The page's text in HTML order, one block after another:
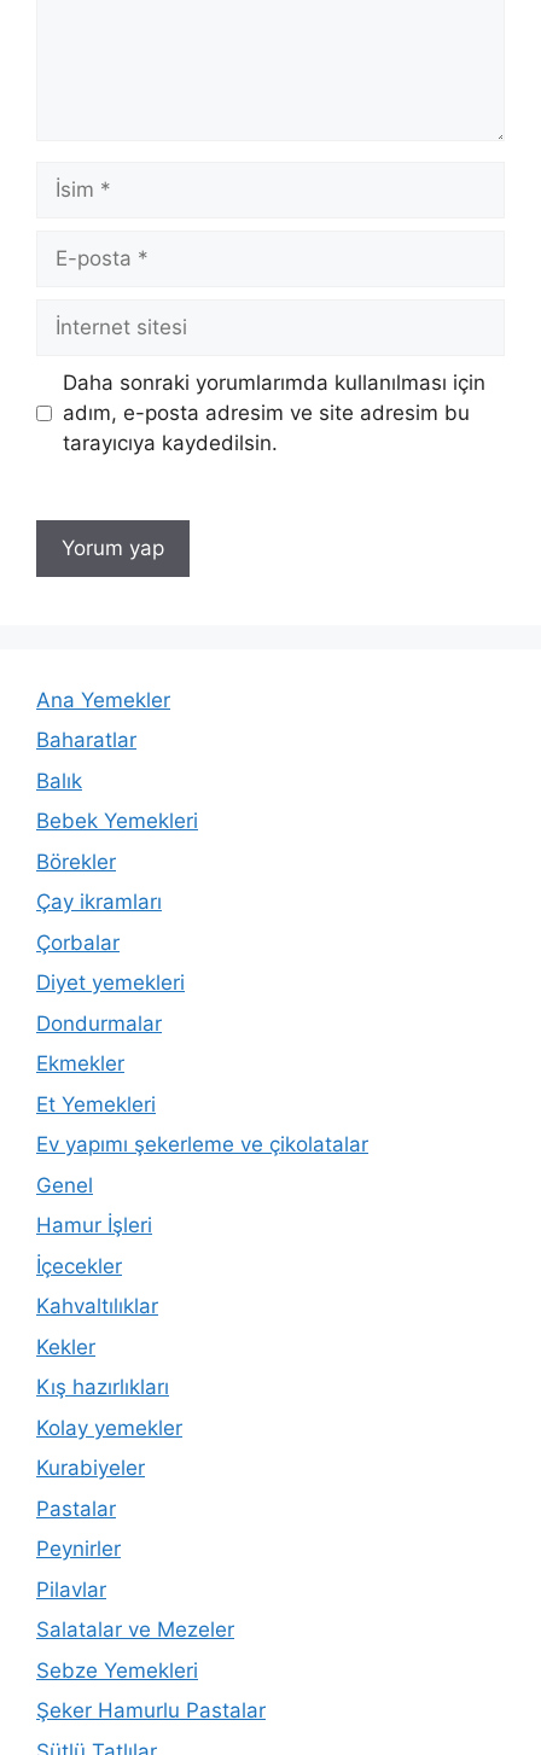
İsim
posta
İnternet
Daha sonraki yorumlarımda kullanılması için
adım, e-posta adresim ve site adresim bu
tarayıcıya kaydedilsin.
Ana Yemekler
Baharatlar
Balık
Bebek Yemekleri
Börekler
Çay ikramları
Çorbalar
Diyet yemekleri
Dondurmalar
Ekmekler
Et Yemekleri
Ev yapımı şekerleme ve çikolatalar
Genel
Hamur İşleri
İçecekler
Kahvaltılıklar
Kekler
Kış hazırlıkları
Kolay yemekler
Kurabiyeler
Pastalar
Peynirler
Pilavlar
Salatalar ve Mezeler
Sebze Yemekleri
Şeker Hamurlu Pastalar